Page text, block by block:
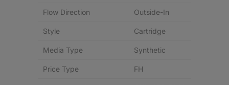
Flow Direction Outside-In
Style Cartridge
Media Type Synthetic
Price Type FH